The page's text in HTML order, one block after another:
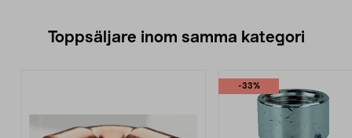
Toppsäljare inom samma kategori
-33%